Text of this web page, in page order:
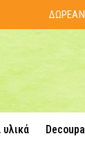
ΔΩΡΕΑΝ